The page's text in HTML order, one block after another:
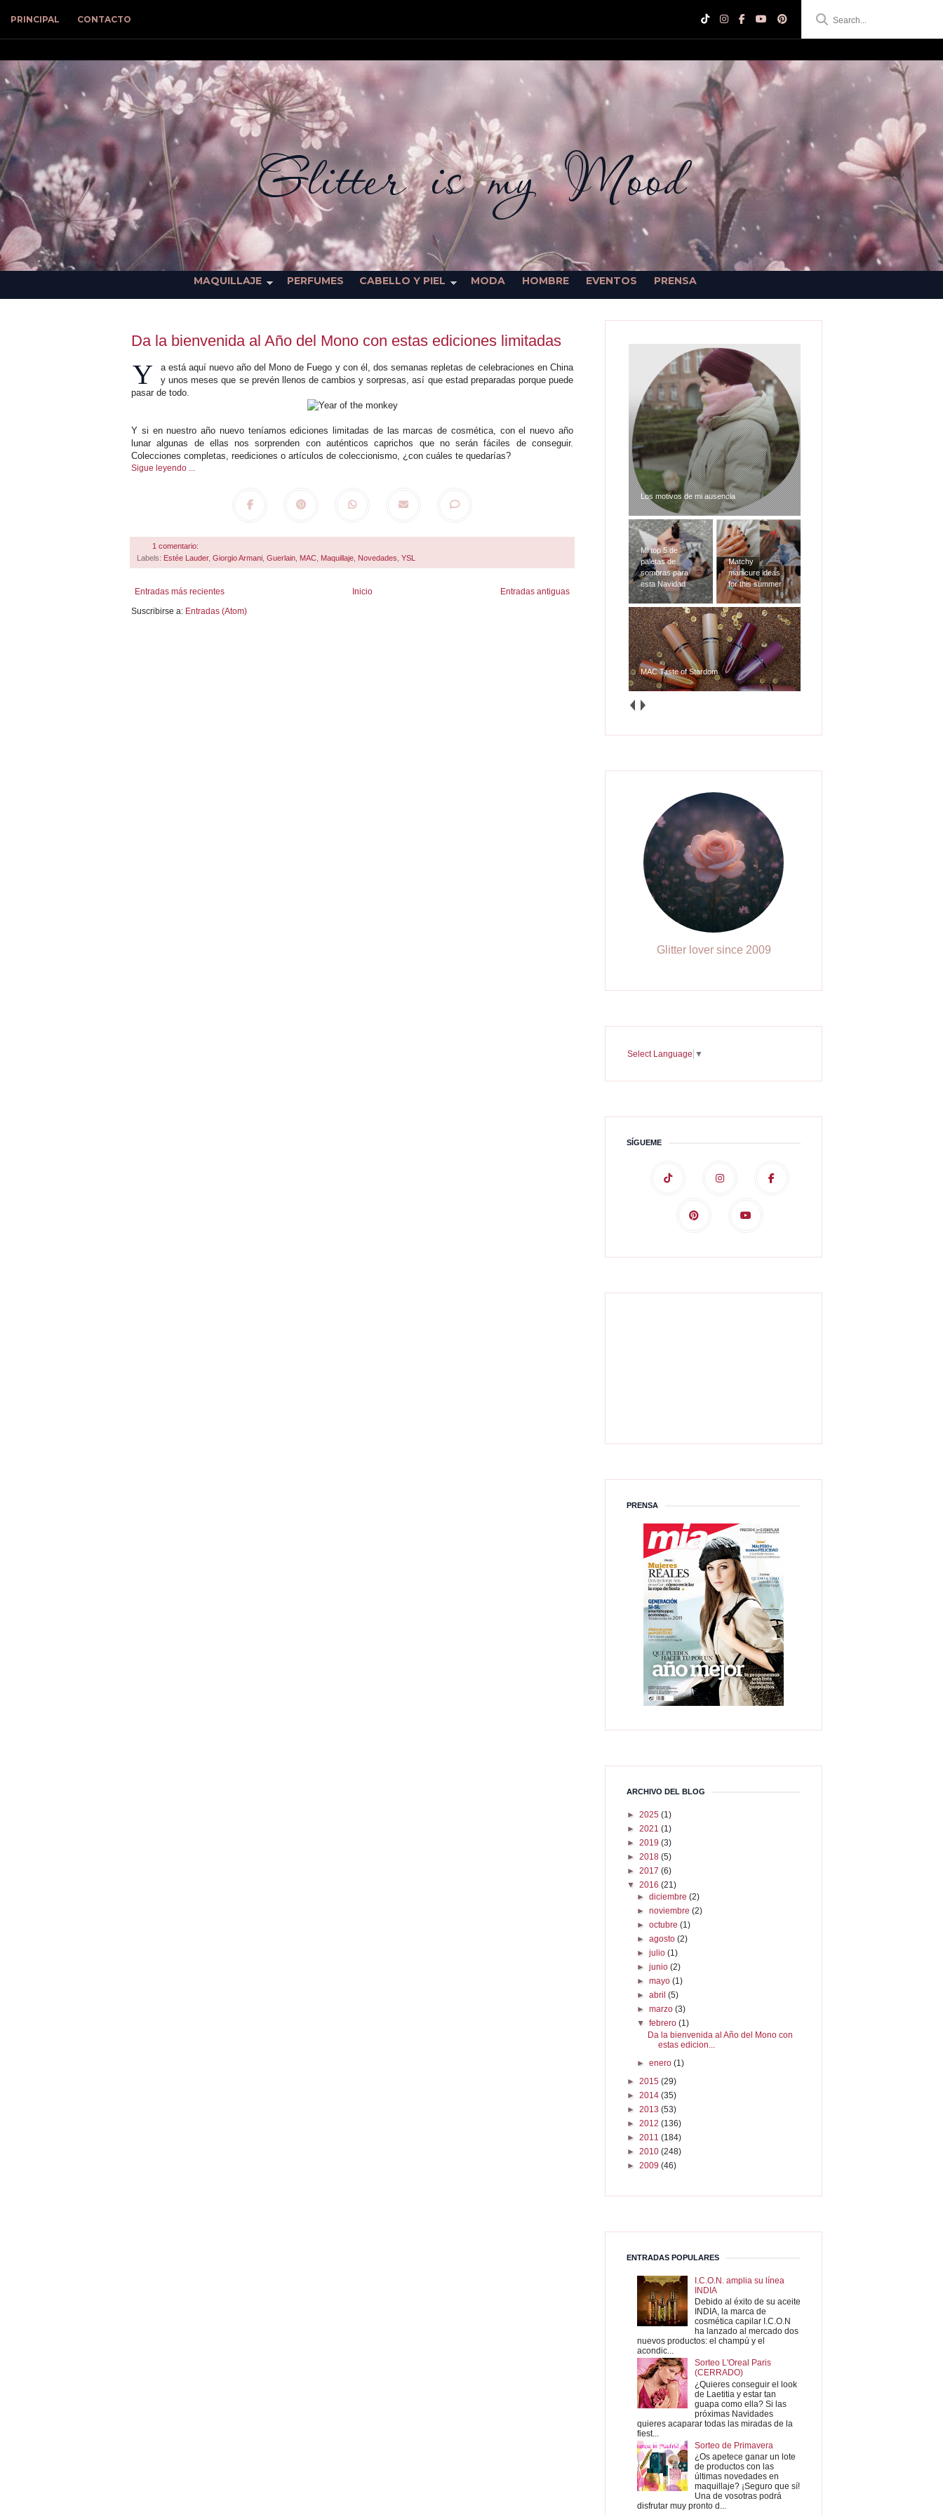
PRINCIPAL CONTACTO
Glitter is my Mood
MAQUILLAJE PERFUMES CABELLO Y PIEL MODA HOMBRE EVENTOS
PRENSA
Da la bienvenida al Año del Mono con estas ediciones limitadas
Y
a está aquí nuevo año del Mono de Fuego y con él, dos semanas repletas de celebraciones en China
y unos meses que se prevén llenos de cambios y sorpresas, así que estad preparadas porque puede
pasar de todo.
Y si en nuestro año nuevo teníamos ediciones limitadas de las marcas de cosmética, con el nuevo año
lunar algunas de ellas nos sorprenden con auténticos caprichos que no serán fáciles de conseguir.
Colecciones completas, reediciones o artículos de coleccionismo, ¿con cuáles te quedarías?
Sigue leyendo ...
1 comentario:
Labels: Estée Lauder, Giorgio Armani Guerlain MAC Maquillaje Novedades YSL
Entradas más recientes Entradas antiguas
Inicio
Suscribirse a: Entradas (Atom)
Mi top 5 de paletas de sombras para esta
Navidad
Matchy
manicure ideas
for this summer
MAC Taste of
Stardom
Glossy Posse Mini Gloss Bomb Collection
Glitter lover since 2009
Select Language ▼
SÍGUEME
PRENSA
ARCHIVO DEL BLOG
► 2025 (1)
► 2021 (1)
► 2019 (3)
► 2018 (5)
► 2017 (6)
▼ 2016 (21)
►diciembre(2)
►noviembre(2)
►octubre(1)
►agosto(2)
►julio(1)
►junio(2)
►mayo(1)
►abril(5)
►marzo(3)
▼febrero(1)
Da la bienvenida al Año del Mono con
estas edicion...
►enero(1)
► 2015 (29)
► 2014 (35)
► 2013 (53)
► 2012 (136)
► 2011 (184)
► 2010 (248)
► 2009 (46)
ENTRADAS POPULARES
I.C.O.N. amplia su línea
INDIA
Debido al éxito de su aceite
INDIA, la marca de
cosmética capilar I.C.O.N
ha lanzado al mercado dos
nuevos productos: el champú y el
acondic...
Sorteo L'Oreal Paris
(CERRADO)
¿Quieres conseguir el look
de Laetitia y estar tan
guapa como ella? Si las
próximas Navidades
quieres acaparar todas las miradas de la
fiest...
Sorteo de Primavera
¿Os apetece ganar un lote
de productos con las
últimas novedades en
maquillaje? ¡Seguro que sí!
Una de vosotras podrá
disfrutar muy pronto d...